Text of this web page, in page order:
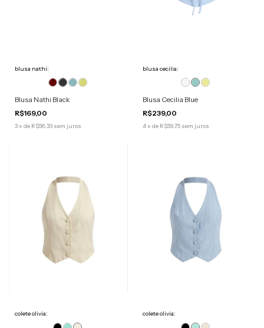
blusa nathi:
Blusa Nathi Black
R$169,00
3x de R$56,33 sem juros
blusa cecilia:
Blusa Cecilia Blue
R$239,00
4x de R$59,75 sem juros
colete olivia: colete olivia: